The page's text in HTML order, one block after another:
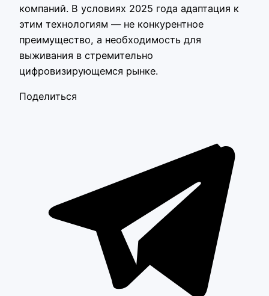
компаний. В условиях 2025 года адаптация к
этим технологиям — не конкурентное
преимущество, а необходимость для
выживания в стремительно
цифровизирующемся рынке.
Поделиться